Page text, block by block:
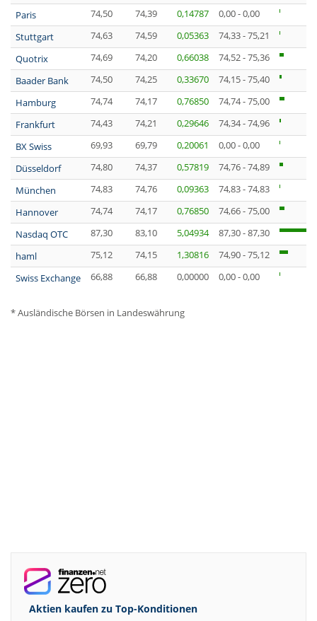
Paris
74,50 74,39 0,14787
0,00 - 0,00
Stuttgart
74,63 74,59 0,05363
74,33 - 75,21
Quotrix
74,69 74,20 0,66038
74,52 - 75,36
Baader Bank
74,50 74,25 0,33670
74,15 - 75,40
Hamburg
74,74 74,17 0,76850
74,74 - 75,00
Frankfurt
74,43 74,21 0,29646
74,34 - 74,96
BX Swiss
69,93 69,79 0,20061
0,00 - 0,00
Düsseldorf
74,80 74,37 0,57819
74,76 - 74,89
München
74,83 74,76 0,09363
74,83 - 74,83
Hannover
74,74 74,17 0,76850
74,66 - 75,00
Nasdaq OTC
87,30 83,10 5,04934
87,30 - 87,30
haml
75,12 74,15 1,30816
74,90 - 75,12
Swiss Exchange
66,88 66,88 0,00000 0,00 - 0,00
* Ausländische Börsen in Landeswährung
Aktien kaufen zu Top-Konditionen